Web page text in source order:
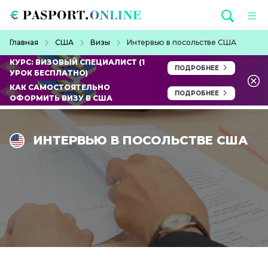
Главная США Визы Интервью в посольстве США
КУРС: ВИЗОВЫЙ СПЕЦИАЛИСТ (1
УРОК БЕСПЛАТНО)
ПОДРОБНЕЕ
КАК САМОСТОЯТЕЛЬНО
ОФОРМИТЬ ВИЗУ В США
ПОДРОБНЕЕ
ИНТЕРВЬЮ В ПОСОЛЬСТВЕ США